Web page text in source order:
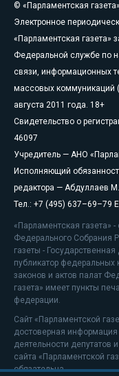
© «Парламентская
Электронное
«Парламентская газета»
Федеральной службе по
связи, информационных
массовых коммуникаций
августа 2011 года. 18+
Свидетельство о
46097
Учредитель — АНО
Исполняющий
редактора — Абдуллаев
Тел.: +7 (495) 637–69–79
«Парламентская газета»
Федерального Собрания
газеты -
публикатор федеральных
законов и актов палат
газета» имеет пункты
федерации.
Сайт «Парламентской
достоверная
деятельности депутатов
сайта «Парламентской
обязательна.